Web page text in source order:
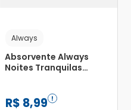
Always
Absorvente Always
Noites Tranquilas
R$ 8,99